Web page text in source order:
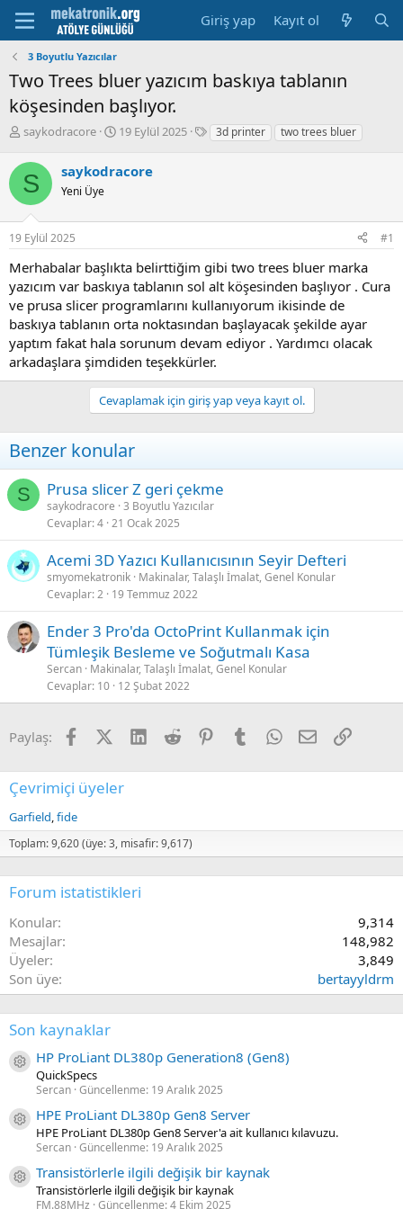
Giriş yap Kayıt ol
3 Boyutlu Yazıcılar
Two Trees bluer yazıcım baskıya tablanın
köşesinden başlıyor.
K
n
u
y
b
a
l
a
t
a
n
saykodracore
B
l
a
a
r
i
h
i
19 Eylül 2025
E
l
3d printer two trees bluer
S saykodracore
Yeni Üye
19 Eylül 2025 #1
Merhabalar başlıkta belirttiğim gibi two trees bluer marka
yazıcım var baskıya tablanın sol alt köşesinden başlıyor . Cura
ve prusa slicer programlarını kullanıyorum ikisinde de
baskıya tablanın orta noktasından başlayacak şekilde ayar
yaptım fakat hala sorunum devam ediyor . Yardımcı olacak
arkadaşlara şimdiden teşekkürler.
Cevaplamak için giriş yap veya kayıt ol.
Benzer konular
S Prusa slicer Z geri çekme
saykodracore 3 Boyutlu Yazıcılar
Cevaplar 4 21 Ocak 2025
Acemi 3D Yazıcı Kullanıcısının Seyir Defteri
smyomekatronik Makinalar, Talaşlı İmalat, Genel Konular
Cevaplar 2 19 Temmuz 2022
Ender 3 Pro'da OctoPrint Kullanmak için
Tümleşik Besleme ve Soğutmalı Kasa
Sercan Makinalar, Talaşlı İmalat, Genel Konular
Cevaplar 10 12 Şubat 2022
Paylaş: FacebookX (Twitter)
LinkedIn
Reddit PinterestTumblrWhatsApp
E-postaLink
Çevrimiçi üyeler
Garfield fide
Toplam: 9,620 (üye: 3, misafir: 9,617)
Forum istatistikleri
Konular
9,314
Mesajlar
148,982
Üyeler
3,849
Son üye
bertayyldrm
Son kaynaklar
Kaynak ikon/amblem
HP ProLiant DL380p Generation8 (Gen8)
QuickSpecs
Sercan Güncellenme: 19 Aralık 2025
Kaynak ikon/amblem
HPE ProLiant DL380p Gen8 Server
HPE ProLiant DL380p Gen8 Server'a ait kullanıcı kılavuzu.
Sercan Güncellenme: 19 Aralık 2025
Kaynak ikon/amblem
Transistörlerle ilgili değişik bir kaynak
Transistörlerle ilgili değişik bir kaynak
FM.88MHz Güncellenme:4 Ekim 2025